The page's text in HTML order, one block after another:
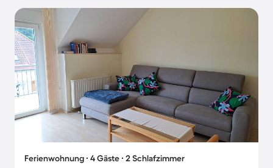
Ferienwohnung ∙ 4 Gäste ∙ 2 Schlafzimmer